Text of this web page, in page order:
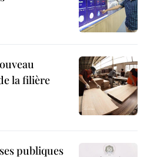
la filière
publiques